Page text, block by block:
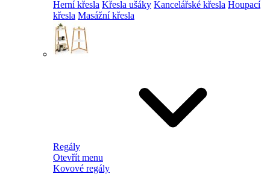
Herní křesla Křesla ušáky Kancelářské křesla Houpací
křesla Masážní křesla
Regály
Otevřít menu
Kovové regály